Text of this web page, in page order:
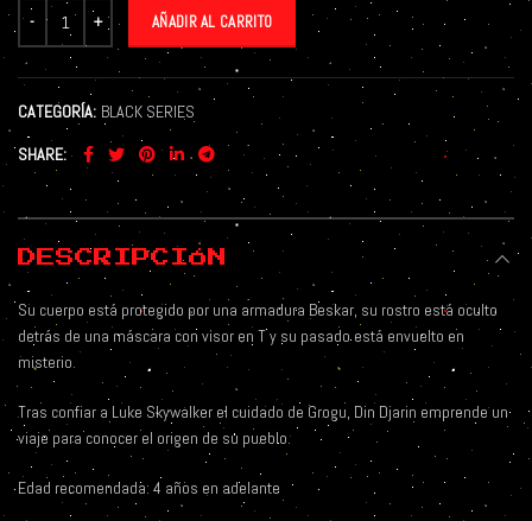
AÑADIR AL CARRITO
CATEGORÍA: BLACK SERIES
SHARE
DESCRIPCIÓN
Su cuerpo está protegido por una armadura Beskar, su rostro está oculto
detrás de una máscara con visor en T y su pasado está envuelto en
misterio.
Tras confiar a Luke Skywalker el cuidado de Grogu, Din Djarin emprende un
viaje para conocer el origen de su pueblo.
Edad recomendada: 4 años en adelante